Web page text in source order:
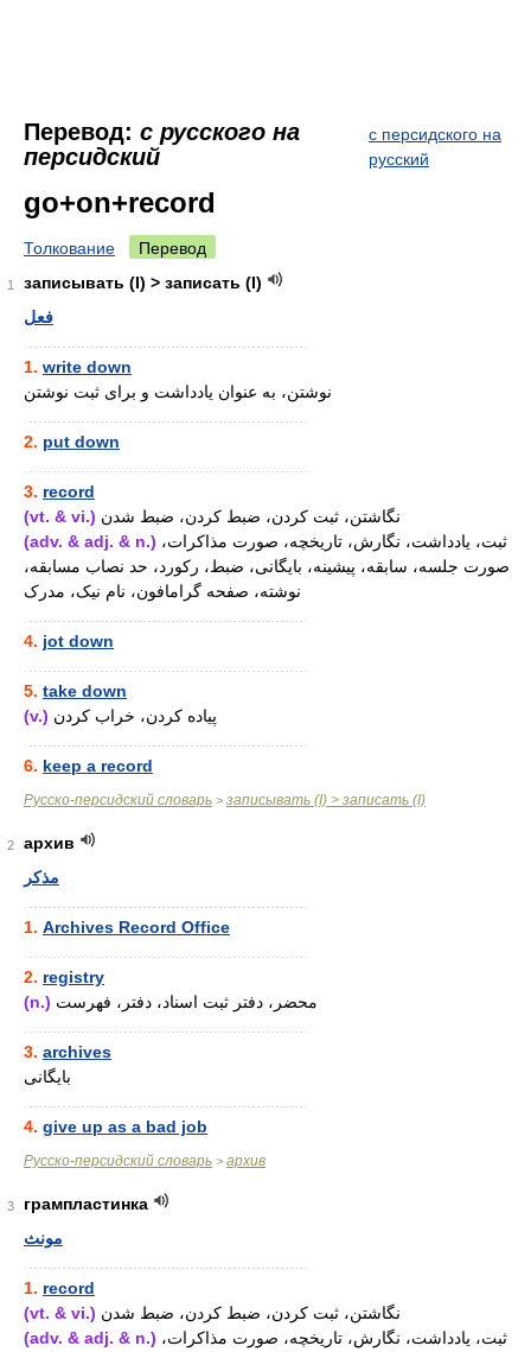
Перевод: с русского на
персидский
с персидского на
русский
go+on+record
Толкование Перевод
1
записывать (I) > записать (I)
فعل
1. write down
نوشتن، به عنوان یادداشت و برای ثبت نوشتن
2. put down
3. record
(vt. & vi.) نگاشتن، ثبت کردن، ضبط کردن، ضبط شدن
(adv. & adj. & n.)
صورت جلسه، سابقه، پیشینه، بایگانی، ضبط، رکورد، حد نصاب مسابقه،
نوشته، صفحه گرامافون، نام نیک، مدرک
4. jot down
5. take down
(v.) پیاده کردن، خراب کردن
6. keep a record
Русско-персидский словарь > записывать (I) > записать (I)
2
архив
مذکر
1. Archives Record Office
2. registry
(n.) محضر، دفتر ثبت اسناد، دفتر، فهرست
3. archives
بایگانی
4. give up as a bad job
Русско-персидский словарь > архив
3
грампластинка
مونث
1. record
(vt. & vi.) نگاشتن، ثبت کردن، ضبط کردن، ضبط شدن
(adv. & adj. & n.)